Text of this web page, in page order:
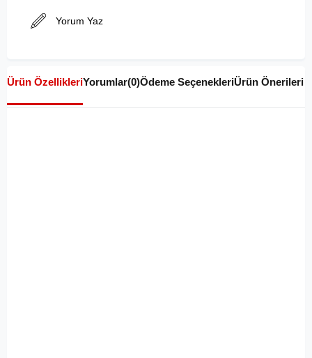
Yorum Yaz
Ürün ÖzellikleriYorumlar(0)Ödeme SeçenekleriÜrün Önerileri